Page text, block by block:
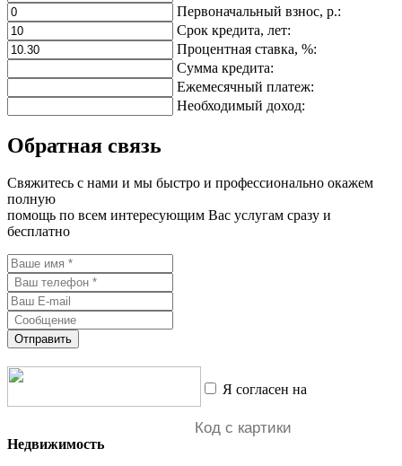
Первоначальный взнос, р.:
Срок кредита, лет:
Процентная ставка, %:
Сумма кредита:
Ежемесячный платеж:
Необходимый доход:
Обратная связь
Свяжитесь с нами и мы быстро и профессионально окажем
полную
помощь по всем интересующим Вас услугам сразу и
бесплатно
Отправить
Я согласен на
Недвижимость